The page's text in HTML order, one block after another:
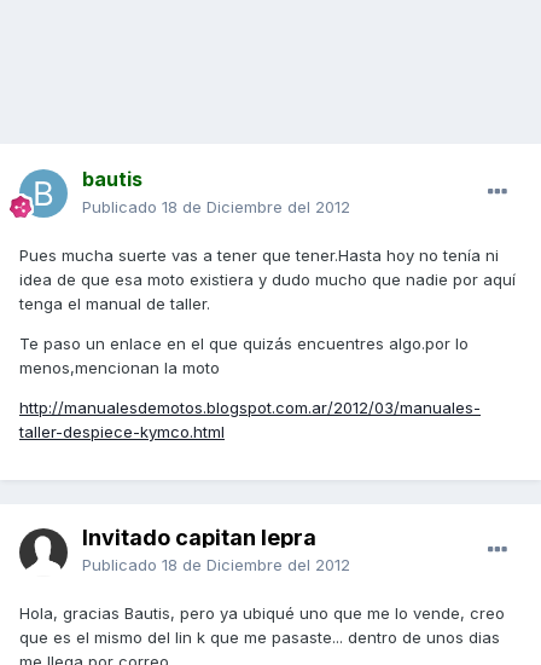
bautis
Publicado 18 de Diciembre del 2012
Pues mucha suerte vas a tener que tener.Hasta hoy no tenía ni
idea de que esa moto existiera y dudo mucho que nadie por aquí
tenga el manual de taller.
Te paso un enlace en el que quizás encuentres algo.por lo
menos,mencionan la moto
http://manualesdemotos.blogspot.com.ar/2012/03/manuales-
taller-despiece-kymco.html
Invitado capitan lepra
Publicado 18 de Diciembre del 2012
Hola, gracias Bautis, pero ya ubiqué uno que me lo vende, creo
que es el mismo del lin k que me pasaste... dentro de unos dias